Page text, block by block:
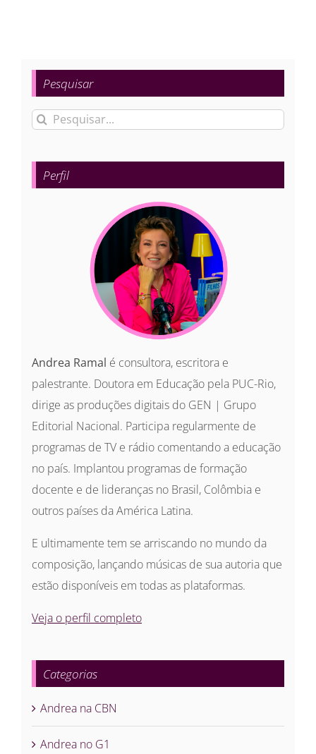
Pesquisar
Buscar
para:
Perfil
Andrea Ramal é consultora, escritora e
palestrante. Doutora em Educação pela PUC-Rio,
dirige as produções digitais do GEN | Grupo
Editorial Nacional. Participa regularmente de
programas de TV e rádio comentando a educação
no país. Implantou programas de formação
docente e de lideranças no Brasil, Colômbia e
outros países da América Latina.
E ultimamente tem se arriscando no mundo da
composição, lançando músicas de sua autoria que
estão disponíveis em todas as plataformas.
Veja o perfil completo
Categorias
Andrea na CBN
Andrea no G1